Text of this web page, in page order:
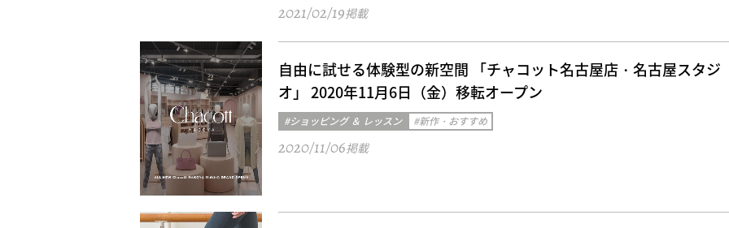
2021/02/19掲載
自由に試せる体験型の新空間 「チャコット名古屋店・名古屋スタジ
オ」 2020年11月6日（金）移転オープン
#ショッピング ＆ レッスン #新作・おすすめ
2020/11/06掲載